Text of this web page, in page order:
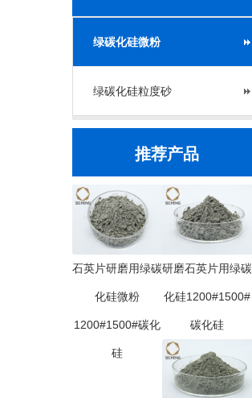
绿碳化硅微粉
绿碳化硅粒度砂
推荐产品
石英片研磨用绿碳
化硅微粉
1200#1500#碳化
硅
研磨石英片用绿碳
化硅1200#1500#
碳化硅